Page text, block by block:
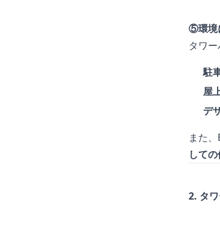
⑤環境
タワー
駐
屋
デ
また
して
2. タ